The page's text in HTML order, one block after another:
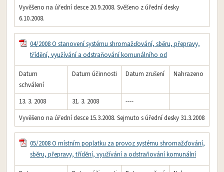
Vyvěšeno na úřední desce 20.9.2008. Svěšeno z úřední desky
6.10.2008.
04/2008 O stanovení systému shromažďování, sběru, přepravy,
třídění, využívání a odstraňování komunálního od
Datum
schválení
Datum účinnosti Datum zrušení Nahrazeno
13. 3. 2008 31. 3. 2008
----
Vyvěšeno na úřední desce 15.3.2008. Sejmuto s úřední desky 31.3.2008
05/2008 O místním poplatku za provoz systému shromažďování,
sběru, přepravy, třídění, využívání a odstraňování komunální